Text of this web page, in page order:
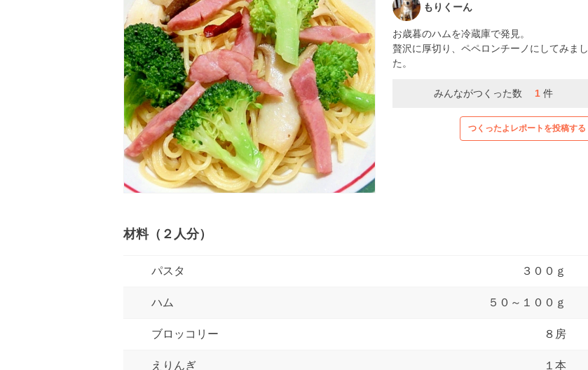
もりくーん
お歳暮のハムを冷蔵庫で発見。
贅沢に厚切り、ペペロンチーノにしてみまし
た。
みんながつくった数 1 件
つくったよレポートを投稿する
材料（２人分）
パスタ ３００ｇ
ハム ５０～１００ｇ
ブロッコリー ８房
えりんぎ １本